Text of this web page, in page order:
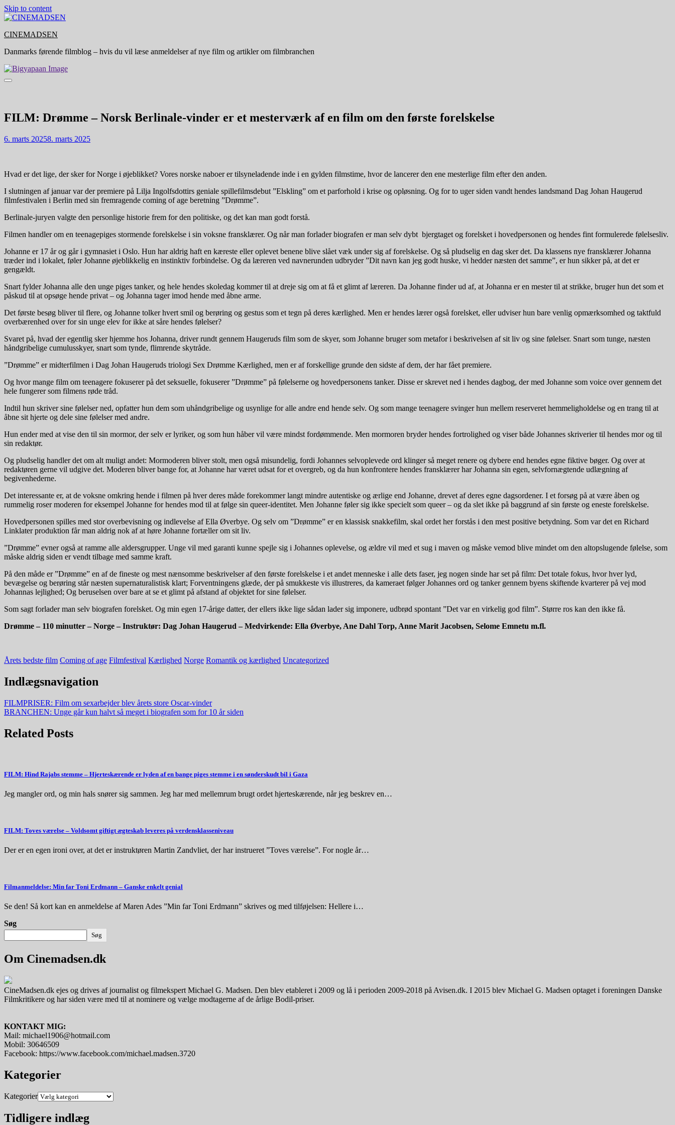
Skip to content
CINEMADSEN
Danmarks førende filmblog – hvis du vil læse anmeldelser af nye film og artikler om filmbranchen
FILM: Drømme – Norsk Berlinale-vinder er et mesterværk af en film om den første forelskelse
6. marts 20258. marts 2025
Hvad er det lige, der sker for Norge i øjeblikket? Vores norske naboer er tilsyneladende inde i en gylden filmstime, hvor de lancerer den ene mesterlige film efter den anden.
I slutningen af januar var der premiere på Lilja Ingolfsdottirs geniale spillefilmsdebut ”Elskling” om et parforhold i krise og opløsning. Og for to uger siden vandt hendes landsmand Dag Johan Haugerud
filmfestivalen i Berlin med sin fremragende coming of age beretning ”Drømme”.
Berlinale-juryen valgte den personlige historie frem for den politiske, og det kan man godt forstå.
Filmen handler om en teenagepiges stormende forelskelse i sin voksne fransklærer. Og når man forlader biografen er man selv dybt bjergtaget og forelsket i hovedpersonen og hendes fint formulerede følelsesliv.
Johanne er 17 år og går i gymnasiet i Oslo. Hun har aldrig haft en kæreste eller oplevet benene blive slået væk under sig af forelskelse. Og så pludselig en dag sker det. Da klassens nye fransklærer Johanna
træder ind i lokalet, føler Johanne øjeblikkelig en instinktiv forbindelse. Og da læreren ved navnerunden udbryder ”Dit navn kan jeg godt huske, vi hedder næsten det samme”, er hun sikker på, at det er
gengældt.
Snart fylder Johanna alle den unge piges tanker, og hele hendes skoledag kommer til at dreje sig om at få et glimt af læreren. Da Johanne finder ud af, at Johanna er en mester til at strikke, bruger hun det som et
påskud til at opsøge hende privat – og Johanna tager imod hende med åbne arme.
Det første besøg bliver til flere, og Johanne tolker hvert smil og berøring og gestus som et tegn på deres kærlighed. Men er hendes lærer også forelsket, eller udviser hun bare venlig opmærksomhed og taktfuld
overbærenhed over for sin unge elev for ikke at såre hendes følelser?
Svaret på, hvad der egentlig sker hjemme hos Johanna, driver rundt gennem Haugeruds film som de skyer, som Johanne bruger som metafor i beskrivelsen af sit liv og sine følelser. Snart som tunge, næsten
håndgribelige cumulusskyer, snart som tynde, flimrende skytråde.
”Drømme” er midterfilmen i Dag Johan Haugeruds triologi Sex Drømme Kærlighed, men er af forskellige grunde den sidste af dem, der har fået premiere.
Og hvor mange film om teenagere fokuserer på det seksuelle, fokuserer ”Drømme” på følelserne og hovedpersonens tanker. Disse er skrevet ned i hendes dagbog, der med Johanne som voice over gennem det
hele fungerer som filmens røde tråd.
Indtil hun skriver sine følelser ned, opfatter hun dem som uhåndgribelige og usynlige for alle andre end hende selv. Og som mange teenagere svinger hun mellem reserveret hemmeligholdelse og en trang til at
åbne sit hjerte og dele sine følelser med andre.
Hun ender med at vise den til sin mormor, der selv er lyriker, og som hun håber vil være mindst fordømmende. Men mormoren bryder hendes fortrolighed og viser både Johannes skriverier til hendes mor og til
sin redaktør.
Og pludselig handler det om alt muligt andet: Mormoderen bliver stolt, men også misundelig, fordi Johannes selvoplevede ord klinger så meget renere og dybere end hendes egne fiktive bøger. Og over at
redaktøren gerne vil udgive det. Moderen bliver bange for, at Johanne har været udsat for et overgreb, og da hun konfrontere hendes fransklærer har Johanna sin egen, selvfornægtende udlægning af
begivenhederne.
Det interessante er, at de voksne omkring hende i filmen på hver deres måde forekommer langt mindre autentiske og ærlige end Johanne, drevet af deres egne dagsordener. I et forsøg på at være åben og
rummelig roser moderen for eksempel Johanne for hendes mod til at følge sin queer-identitet. Men Johanne føler sig ikke specielt som queer – og da slet ikke på baggrund af sin første og eneste forelskelse.
Hovedpersonen spilles med stor overbevisning og indlevelse af Ella Øverbye. Og selv om ”Drømme” er en klassisk snakkefilm, skal ordet her forstås i den mest positive betydning. Som var det en Richard
Linklater produktion får man aldrig nok af at høre Johanne fortæller om sit liv.
”Drømme” evner også at ramme alle aldersgrupper. Unge vil med garanti kunne spejle sig i Johannes oplevelse, og ældre vil med et sug i maven og måske vemod blive mindet om den altopslugende følelse, som
måske aldrig siden er vendt tilbage med samme kraft.
På den måde er ”Drømme” en af de fineste og mest nænsomme beskrivelser af den første forelskelse i et andet menneske i alle dets faser, jeg nogen sinde har set på film: Det totale fokus, hvor hver lyd,
bevægelse og berøring står næsten supernaturalistisk klart; Forventningens glæde, der på smukkeste vis illustreres, da kameraet følger Johannes ord og tanker gennem byens skiftende kvarterer på vej mod
Johannas lejlighed; Og beruselsen over bare at se et glimt på afstand af objektet for sine følelser.
Som sagt forlader man selv biografen forelsket. Og min egen 17-årige datter, der ellers ikke lige sådan lader sig imponere, udbrød spontant ”Det var en virkelig god film”. Større ros kan den ikke få.
Drømme – 110 minutter – Norge – Instruktør: Dag Johan Haugerud – Medvirkende: Ella Øverbye, Ane Dahl Torp, Anne Marit Jacobsen, Selome Emnetu m.fl.
Årets bedste film Coming of age Filmfestival Kærlighed Norge Romantik og kærlighed Uncategorized
Indlægsnavigation
FILMPRISER: Film om sexarbejder blev årets store Oscar-vinder
BRANCHEN: Unge går kun halvt så meget i biografen som for 10 år siden
Related Posts
FILM: Hind Rajabs stemme – Hjerteskærende er lyden af en bange piges stemme i en sønderskudt bil i Gaza
Jeg mangler ord, og min hals snører sig sammen. Jeg har med mellemrum brugt ordet hjerteskærende, når jeg beskrev en…
FILM: Toves værelse – Voldsomt giftigt ægteskab leveres på verdensklasseniveau
Der er en egen ironi over, at det er instruktøren Martin Zandvliet, der har instrueret ”Toves værelse”. For nogle år…
Filmanmeldelse: Min far Toni Erdmann – Ganske enkelt genial
Se den! Så kort kan en anmeldelse af Maren Ades ”Min far Toni Erdmann” skrives og med tilføjelsen: Hellere i…
Søg
Søg
Om Cinemadsen.dk
CineMadsen.dk ejes og drives af journalist og filmekspert Michael G. Madsen. Den blev etableret i 2009 og lå i perioden 2009-2018 på Avisen.dk. I 2015 blev Michael G. Madsen optaget i foreningen Danske
Filmkritikere og har siden være med til at nominere og vælge modtagerne af de årlige Bodil-priser.
KONTAKT MIG:
Mail: michael1906@hotmail.com
Mobil: 30646509
Facebook: https://www.facebook.com/michael.madsen.3720
Kategorier
Kategorier
Tidligere indlæg